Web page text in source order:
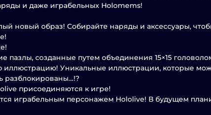
и даже играбельных Holomems!
новый образ! Собирайте наряды и аксессуары,
пазлы, созданные путем объединения 15×15
Уникальные иллюстрации, которые
разблокированы…!?
присоединяются к игре!
играбельным персонажем Hololive! В будущем